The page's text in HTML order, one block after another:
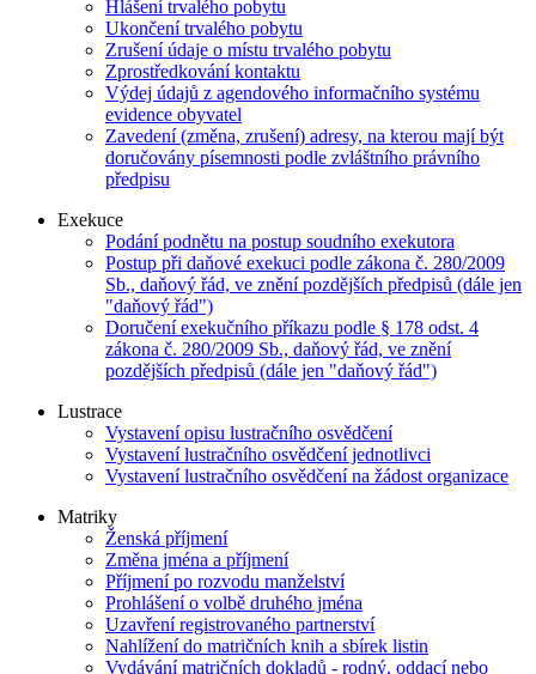
Hlášení trvalého pobytu
Ukončení trvalého pobytu
Zrušení údaje o místu trvalého pobytu
Zprostředkování kontaktu
Výdej údajů z agendového informačního systému
evidence obyvatel
Zavedení (změna, zrušení) adresy, na kterou mají být
doručovány písemnosti podle zvláštního právního
předpisu
Exekuce
Podání podnětu na postup soudního exekutora
Postup při daňové exekuci podle zákona č. 280/2009
Sb., daňový řád, ve znění pozdějších předpisů (dále jen
"daňový řád")
Doručení exekučního příkazu podle § 178 odst. 4
zákona č. 280/2009 Sb., daňový řád, ve znění
pozdějších předpisů (dále jen "daňový řád")
Lustrace
Vystavení opisu lustračního osvědčení
Vystavení lustračního osvědčení jednotlivci
Vystavení lustračního osvědčení na žádost organizace
Matriky
Ženská příjmení
Změna jména a příjmení
Příjmení po rozvodu manželství
Prohlášení o volbě druhého jména
Uzavření registrovaného partnerství
Nahlížení do matričních knih a sbírek listin
Vydávání matričních dokladů - rodný, oddací nebo